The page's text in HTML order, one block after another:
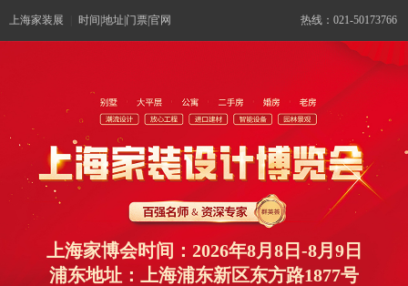
上海家装展 时间|地址|门票|官网 热线：021-50173766
上海家博会时间：2026年8月8日-8月9日
浦东地址：上海浦东新区东方路1877号